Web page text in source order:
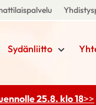
Sydänliitto
25.8. klo 18>>